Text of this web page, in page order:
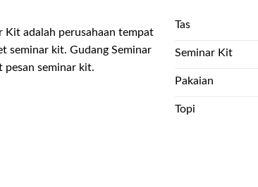
Kit adalah perusahaan tempat
seminar kit. Gudang Seminar
pesan seminar kit.
Tas
Seminar Kit
Pakaian
Topi